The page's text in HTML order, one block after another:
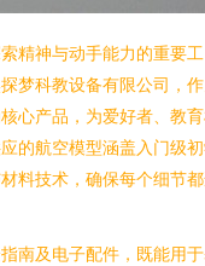
精神与动手能力的重要工
梦科教设备有限公司，
心产品，为爱好者、教
的航空模型涵盖入门级
料技术，确保每个细节
南及电子配件，既能用